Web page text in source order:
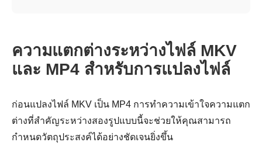
ความแตกต่างระหว่างไฟล์ MKV
และ MP4 สำหรับการแปลงไฟล์
ก่อนแปลงไฟล์ MKV เป็น MP4 การทำความเข้าใจความแตก
ต่างที่สำคัญระหว่างสองรูปแบบนี้จะช่วยให้คุณสามารถ
กำหนดวัตถุประสงค์ได้อย่างชัดเจนยิ่งขึ้น